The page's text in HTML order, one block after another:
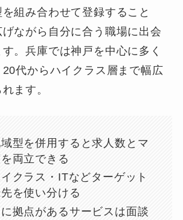
組み合わせて登録すること
ながら自分に合う職場に出会
。兵庫では神戸を中心に多く
代からハイクラス層まで幅広
ます。
型を併用すると求人数とマ
両立できる
クラス・ITなどターゲット
を使い分ける
拠点があるサービスは面談